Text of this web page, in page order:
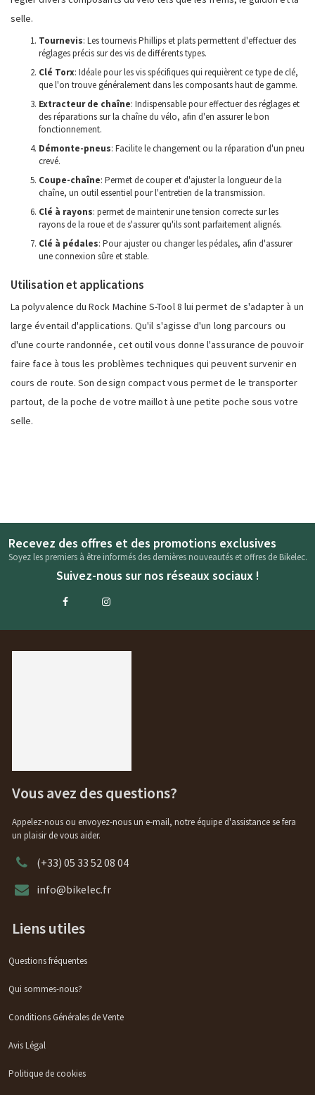
selle.
Tournevis: Les tournevis Phillips et plats permettent d'effectuer des
réglages précis sur des vis de différents types.
Clé Torx: Idéale pour les vis spécifiques qui requièrent ce type de clé,
que l'on trouve généralement dans les composants haut de gamme.
Extracteur de chaîne: Indispensable pour effectuer des réglages et
des réparations sur la chaîne du vélo, afin d'en assurer le bon
fonctionnement.
Démonte-pneus: Facilite le changement ou la réparation d'un pneu
crevé.
Coupe-chaîne: Permet de couper et d'ajuster la longueur de la
chaîne, un outil essentiel pour l'entretien de la transmission.
Clé à rayons: permet de maintenir une tension correcte sur les
rayons de la roue et de s'assurer qu'ils sont parfaitement alignés.
Clé à pédales: Pour ajuster ou changer les pédales, afin d'assurer
une connexion sûre et stable.
Utilisation et applications
La polyvalence du Rock Machine S-Tool 8 lui permet de s'adapter à un
large éventail d'applications. Qu'il s'agisse d'un long parcours ou
d'une courte randonnée, cet outil vous donne l'assurance de pouvoir
faire face à tous les problèmes techniques qui peuvent survenir en
cours de route. Son design compact vous permet de le transporter
partout, de la poche de votre maillot à une petite poche sous votre
selle.
Recevez des offres et des promotions exclusives
Soyez les premiers à être informés des dernières nouveautés et offres de Bikelec.
Suivez-nous sur nos réseaux sociaux !
Vous avez des questions?
Appelez-nous ou envoyez-nous un e-mail, notre équipe d'assistance se fera
un plaisir de vous aider.
(+33) 05 33 52 08 04
info@bikelec.fr
Liens utiles
Questions fréquentes
Qui sommes-nous?
Conditions Générales de Vente
Avis Légal
Politique de cookies